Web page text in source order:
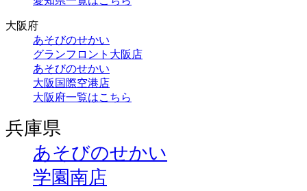
大阪府
あそびのせかい
グランフロント大阪店
あそびのせかい
大阪国際空港店
大阪府一覧はこちら
兵庫県
あそびのせかい
学園南店